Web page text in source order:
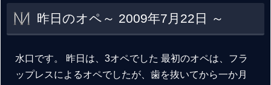
昨日のオペ～ 2009年7月22日 ～
水口です。 昨日は、3オペでした 最初のオペは、フラ
ップレスによるオペでしたが、歯を抜いてから一か月